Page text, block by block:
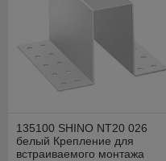
135100 SHINO NT20 026
белый Крепление для
встраиваемого монтажа